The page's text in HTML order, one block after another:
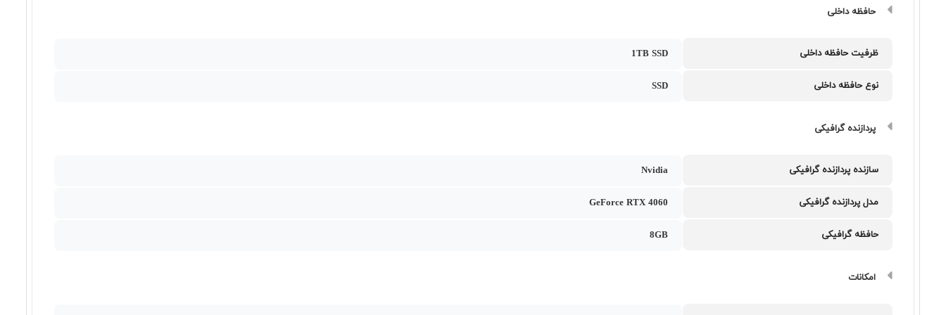
حافظه داخلی
ظرفیت حافظه داخلی 1TB SSD
نوع حافظه داخلی SSD
پردازنده گرافیکی
سازنده پردازنده گرافیکی Nvidia
مدل پردازنده گرافیکی GeForce RTX 4060
حافظه گرافیکی 8GB
امکانات